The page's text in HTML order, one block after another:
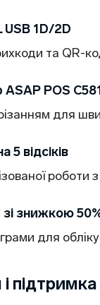
USB 1D/2D
та QR-
POS
для
5 відсіків
роботи з
знижкою
для
підтримка